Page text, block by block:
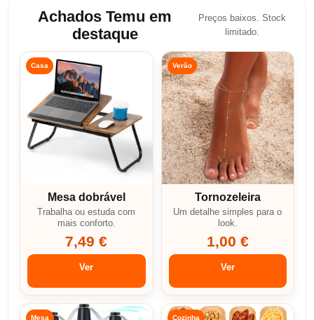
Achados Temu em
destaque
Preços baixos. Stock
limitado.
Casa
Mesa dobrável
Trabalha ou estuda com
mais conforto.
7,49 €
Ver
Verão
Tornozeleira
Um detalhe simples para o
look.
1,00 €
Ver
Mesa Cozinha